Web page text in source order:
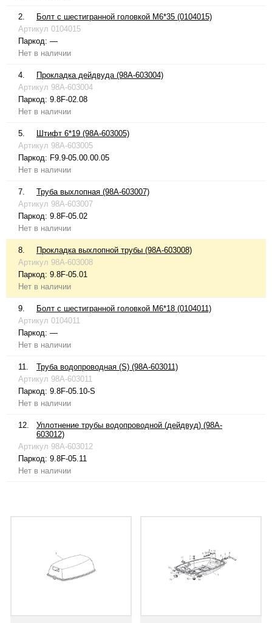
2.
Болт с шестигранной головкой М6*35 (0104015)
Артикул 0104015
Паркод: —
Нет в наличии
4.
Прокладка дейдвуда (98A-603004)
Артикул 98A-603004
Паркод: 9.8F-02.08
Нет в наличии
5.
Штифт 6*19 (98A-603005)
Артикул 98A-603005
Паркод: F9.9-05.00.00.05
Нет в наличии
7.
Труба выхлопная (98A-603007)
Артикул 98A-603007
Паркод: 9.8F-05.02
Нет в наличии
8.
Прокладка выхлопной трубы (98A-603008)
Артикул 98A-603008
Паркод: 9.8F-05.01
Нет в наличии
9.
Болт с шестигранной головкой М6*18 (0104011)
Артикул 0104011
Паркод: —
Нет в наличии
11.
Труба водопроводная (S) (98A-603011)
Артикул 98A-603011
Паркод: 9.8F-05.10-S
Нет в наличии
12.
Уплотнение трубы водопроводной (дейдвуд) (98A-
603012)
Артикул 98A-603012
Паркод: 9.8F-05.11
Нет в наличии